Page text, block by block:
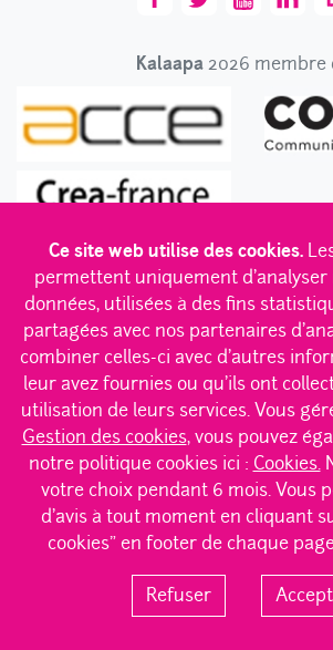
Kalaapa2026 membre
Des convictions en béton | Des K
Des trucs qu’elle sait faire | Servez-
Des clients qui en ont
Des mots
Des talents plein les poches
Des
A propos | Contacts |
Politique de confidentialité des données |
Cookies | Gestion des
© Tous droits réservés - Kalaapa 2026 -
PARTAGER CET ARTICLE
Bilan 2013 et Perspectives 2014 dans
les RH – Compilation des meilleurs
Ce site web utilise des cookies.
permettent uniquement d'analyser
données, utilisées à des fins
partagées avec nos partenaires
combiner celles-ci avec d'autres
leur avez fournies ou qu'ils ont
utilisation de leurs services. Vous
Gestion des cookies, vous pouvez
notre politique cookies ici : Cookies.
votre choix pendant 6 mois. Vous
d'avis à tout moment en cliquant
cookies" en footer de chaque
Refuser